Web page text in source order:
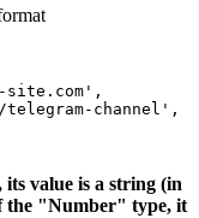
channel',
value is a string (in
the "Number" type, it